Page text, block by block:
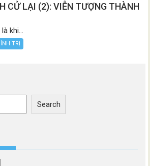
CỬ LẠI (2): VIỄN TƯỢNG THÀNH
khi...
TRỊ
Search